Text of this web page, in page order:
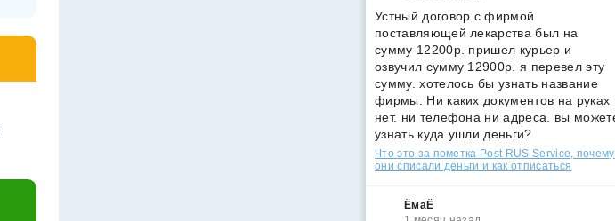
Устный договор с фирмой
поставляющей лекарства был на
сумму 12200р. пришел курьер и
озвучил сумму 12900р. я перевел эту
сумму. хотелось бы узнать название
фирмы. Ни каких документов на руках
нет. ни телефона ни адреса. вы
узнать куда ушли деньги?
Что это за пометка Post RUS Service, почему
они списали деньги и как отписаться
ЁмаЁ